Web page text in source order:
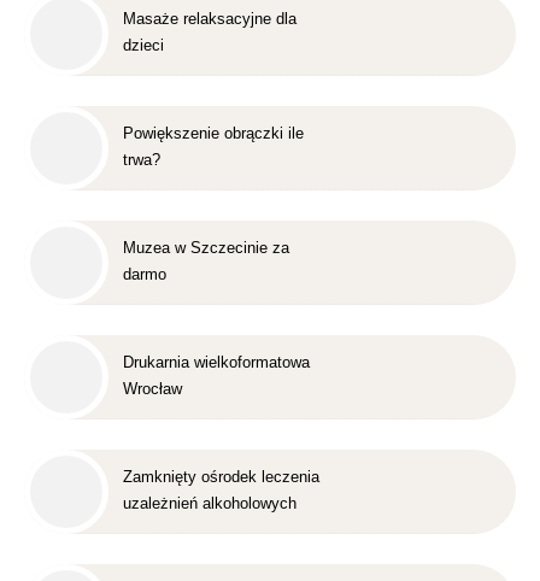
Masaże relaksacyjne dla
dzieci
Powiększenie obrączki ile
trwa?
Muzea w Szczecinie za
darmo
Drukarnia wielkoformatowa
Wrocław
Zamknięty ośrodek leczenia
uzależnień alkoholowych